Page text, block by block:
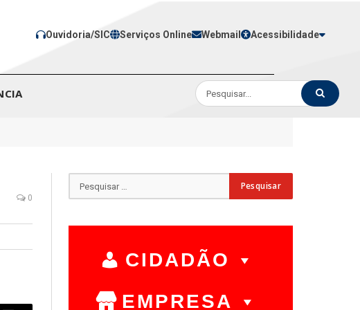
Ouvidoria/SIC Serviços Online Webmail Acessibilidade
0
CIDADÃO
EMPRESA